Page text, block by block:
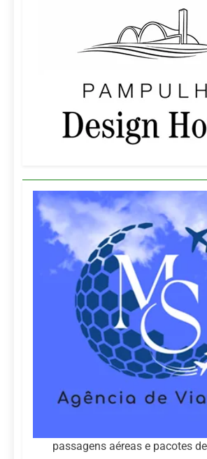
passagens aéreas e pacotes